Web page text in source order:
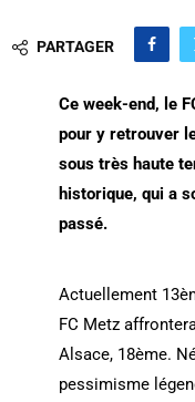
PARTAGER
Ce week-end, le
pour y retrouver
sous très haute
historique, qui a
passé.
Actuellement
FC Metz
Alsace, 18ème.
pessimisme